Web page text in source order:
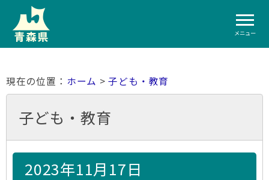
メニュー
ホーム >子ども・教育
子ども・教育
2023年11月17日